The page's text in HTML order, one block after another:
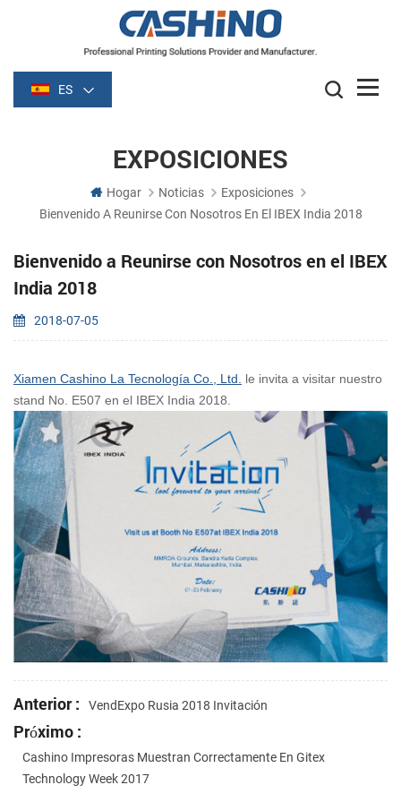
ES
EXPOSICIONES
Hogar Noticias
Exposiciones
Bienvenido A Reunirse Con Nosotros En El IBEX India 2018
Bienvenido a Reunirse con Nosotros en el IBEX
India 2018
2018-07-05
Xiamen Cashino La Tecnología Co., Ltd.
le invita a visitar nuestro
stand No. E507 en el IBEX India 2018.
Anterior : VendExpo Rusia 2018 Invitación
Próximo :
Cashino Impresoras Muestran Correctamente En Gitex
Technology Week 2017